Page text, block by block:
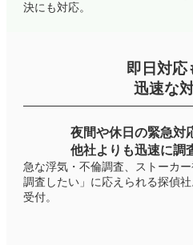
決にも対応。
即日対応
迅速な
夜間や休日の緊急対
他社よりも迅速に調
急な浮気・不倫調査、ストーカ
調査したい」に応えられる探偵
受付。